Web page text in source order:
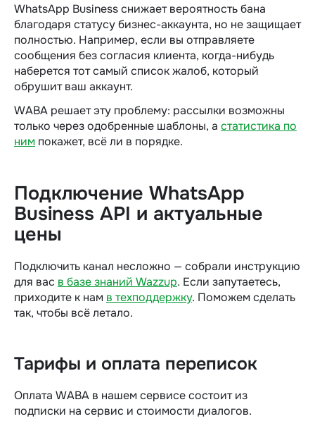
WhatsApp Business снижает вероятность бана
благодаря статусу бизнес-аккаунта, но не защищает
полностью. Например, если вы отправляете
сообщения без согласия клиента, когда-нибудь
наберется тот самый список жалоб, который
обрушит ваш аккаунт.
WABA решает эту проблему: рассылки возможны
только через одобренные шаблоны, а статистика по
ним покажет, всё ли в порядке.
Подключение WhatsApp
Business API и актуальные
цены
Подключить канал несложно — собрали инструкцию
для вас в базе знаний Wazzup. Если запутаетесь,
приходите к нам в техподдержку. Поможем сделать
так, чтобы всё летало.
Тарифы и оплата переписок
Оплата WABA в нашем сервисе состоит из
подписки на сервис и стоимости диалогов.